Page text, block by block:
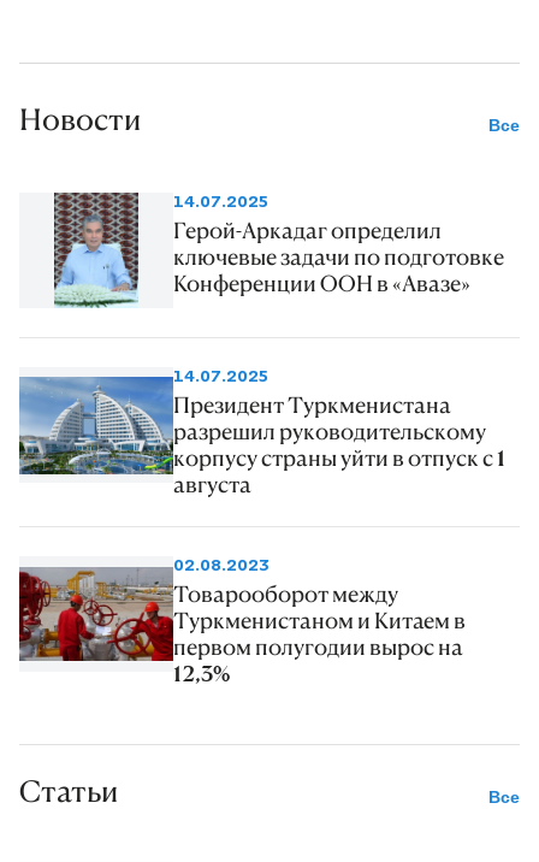
Новости Все
14.07.2025
Герой-Аркадаг определил
ключевые задачи по подготовке
Конференции ООН в «Авазе»
14.07.2025
Президент Туркменистана
разрешил руководительскому
корпусу страны уйти в отпуск с 1
августа
02.08.2023
Товарооборот между
Туркменистаном и Китаем в
первом полугодии вырос на
12,3%
Статьи Все